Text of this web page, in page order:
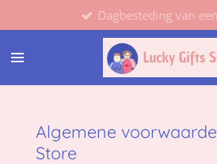
direct
naar
hoofdinhoud
Dagbesteding van
Algemene
Store